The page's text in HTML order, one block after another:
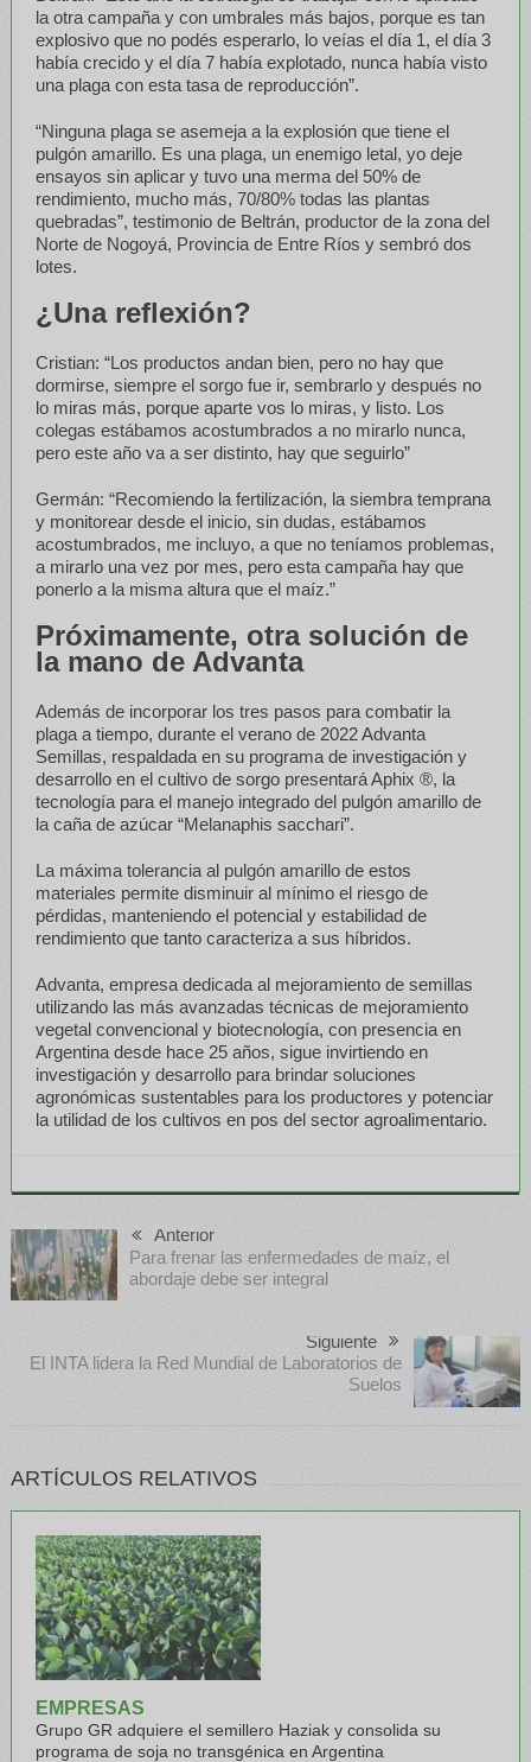
la otra campaña y con umbrales más bajos, porque es tan
explosivo que no podés esperarlo, lo veías el día 1, el día 3
había crecido y el día 7 había explotado, nunca había visto
una plaga con esta tasa de reproducción”.
“Ninguna plaga se asemeja a la explosión que tiene el
pulgón amarillo. Es una plaga, un enemigo letal, yo deje
ensayos sin aplicar y tuvo una merma del 50% de
rendimiento, mucho más, 70/80% todas las plantas
quebradas”, testimonio de Beltrán, productor de la zona del
Norte de Nogoyá, Provincia de Entre Ríos y sembró dos
lotes.
¿Una reflexión?
Cristian: “Los productos andan bien, pero no hay que
dormirse, siempre el sorgo fue ir, sembrarlo y después no
lo miras más, porque aparte vos lo miras, y listo. Los
colegas estábamos acostumbrados a no mirarlo nunca,
pero este año va a ser distinto, hay que seguirlo”
Germán: “Recomiendo la fertilización, la siembra temprana
y monitorear desde el inicio, sin dudas, estábamos
acostumbrados, me incluyo, a que no teníamos problemas,
a mirarlo una vez por mes, pero esta campaña hay que
ponerlo a la misma altura que el maíz.”
Próximamente, otra solución de
la mano de Advanta
Además de incorporar los tres pasos para combatir la
plaga a tiempo, durante el verano de 2022 Advanta
Semillas, respaldada en su programa de investigación y
desarrollo en el cultivo de sorgo presentará Aphix ®, la
tecnología para el manejo integrado del pulgón amarillo de
la caña de azúcar “Melanaphis sacchari”.
La máxima tolerancia al pulgón amarillo de estos
materiales permite disminuir al mínimo el riesgo de
pérdidas, manteniendo el potencial y estabilidad de
rendimiento que tanto caracteriza a sus híbridos.
Advanta, empresa dedicada al mejoramiento de semillas
utilizando las más avanzadas técnicas de mejoramiento
vegetal convencional y biotecnología, con presencia en
Argentina desde hace 25 años, sigue invirtiendo en
investigación y desarrollo para brindar soluciones
agronómicas sustentables para los productores y potenciar
la utilidad de los cultivos en pos del sector agroalimentario.
Anterior
Para frenar las enfermedades de maíz, el
abordaje debe ser integral
Siguiente
El INTA lidera la Red Mundial de Laboratorios de
Suelos
ARTÍCULOS RELATIVOS
EMPRESAS
Grupo GR adquiere el semillero Haziak y consolida su
programa de soja no transgénica en Argentina